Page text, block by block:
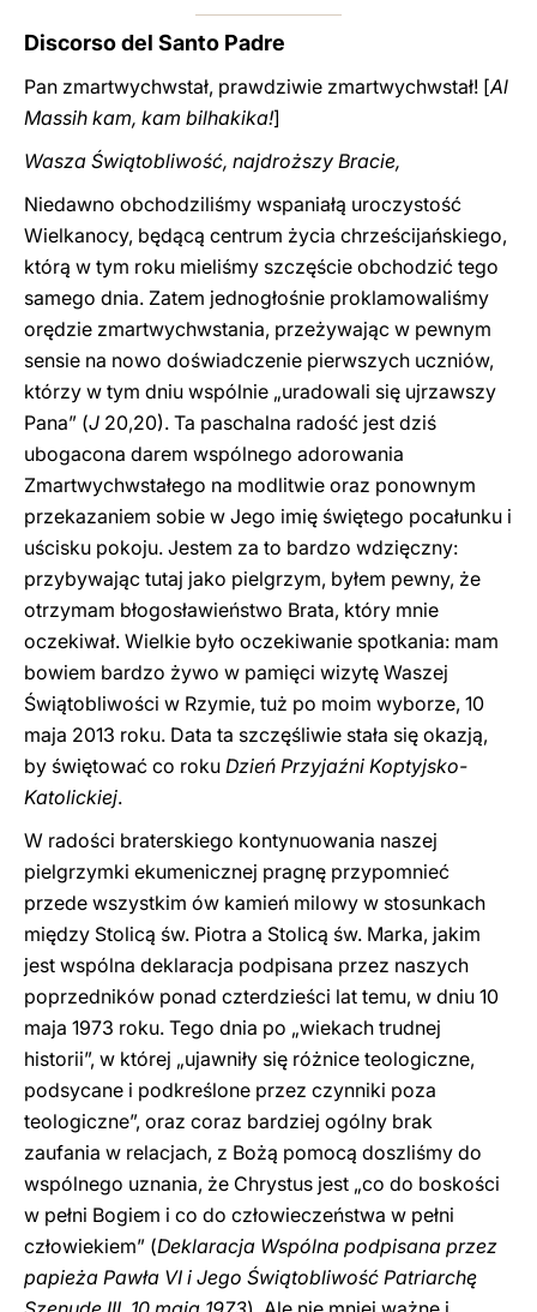
Discorso del Santo Padre
Pan zmartwychwstał, prawdziwie zmartwychwstał! [Al
Massih kam, kam bilhakika!]
Wasza Świątobliwość, najdroższy Bracie,
Niedawno obchodziliśmy wspaniałą uroczystość
Wielkanocy, będącą centrum życia chrześcijańskiego,
którą w tym roku mieliśmy szczęście obchodzić tego
samego dnia. Zatem jednogłośnie proklamowaliśmy
orędzie zmartwychwstania, przeżywając w pewnym
sensie na nowo doświadczenie pierwszych uczniów,
którzy w tym dniu wspólnie „uradowali się ujrzawszy
Pana” (J 20,20). Ta paschalna radość jest dziś
ubogacona darem wspólnego adorowania
Zmartwychwstałego na modlitwie oraz ponownym
przekazaniem sobie w Jego imię świętego pocałunku i
uścisku pokoju. Jestem za to bardzo wdzięczny:
przybywając tutaj jako pielgrzym, byłem pewny, że
otrzymam błogosławieństwo Brata, który mnie
oczekiwał. Wielkie było oczekiwanie spotkania: mam
bowiem bardzo żywo w pamięci wizytę Waszej
Świątobliwości w Rzymie, tuż po moim wyborze, 10
maja 2013 roku. Data ta szczęśliwie stała się okazją,
by świętować co roku Dzień Przyjaźni Koptyjsko-
Katolickiej.
W radości braterskiego kontynuowania naszej
pielgrzymki ekumenicznej pragnę przypomnieć
przede wszystkim ów kamień milowy w stosunkach
między Stolicą św. Piotra a Stolicą św. Marka, jakim
jest wspólna deklaracja podpisana przez naszych
poprzedników ponad czterdzieści lat temu, w dniu 10
maja 1973 roku. Tego dnia po „wiekach trudnej
historii”, w której „ujawniły się różnice teologiczne,
podsycane i podkreślone przez czynniki poza
teologiczne”, oraz coraz bardziej ogólny brak
zaufania w relacjach, z Bożą pomocą doszliśmy do
wspólnego uznania, że Chrystus jest „co do boskości
w pełni Bogiem i co do człowieczeństwa w pełni
człowiekiem” (Deklaracja Wspólna podpisana przez
papieża Pawła VI i Jego Świątobliwość Patriarchę